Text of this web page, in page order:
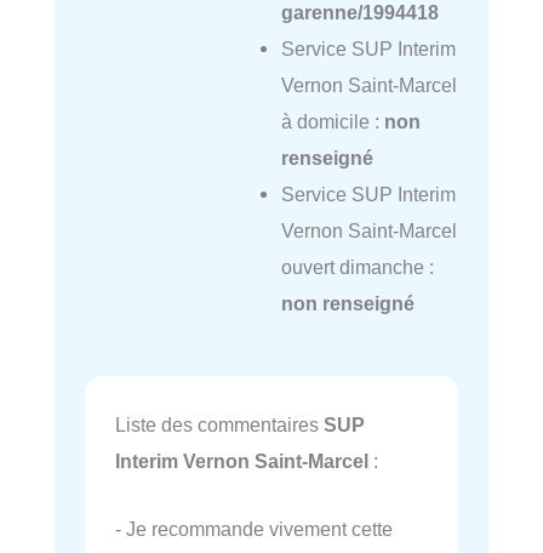
garenne/1994418
Service SUP Interim
Vernon Saint-Marcel
à domicile : non
renseigné
Service SUP Interim
Vernon Saint-Marcel
ouvert dimanche :
non renseigné
Liste des commentaires SUP
Interim Vernon Saint-Marcel :
- Je recommande vivement cette